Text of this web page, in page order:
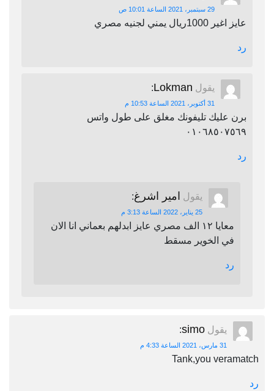
29 سبتمبر، 2021 الساعة 10:01 ص
عايز اغير 1000ريال يمني لجنيه مصري
رد
يقول Lokman
:
31 أكتوبر، 2021 الساعة 10:53 م
برن عليك تليفونك مغلق على طول واتس
٠١٠٦٨٥٠٧٥٦٩
رد
يقول امير اشرغ:
25 يناير، 2022 الساعة 3:13 م
معايا ١٢ الف مصري عايز ابدلهم بعماني انا الان
في الخوير مسقط
رد
يقول simo
:
31 مارس، 2021 الساعة 4:33 م
Tank,you veramatch
رد